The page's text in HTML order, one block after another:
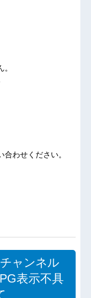
わせください。
ャンネル
表示不具